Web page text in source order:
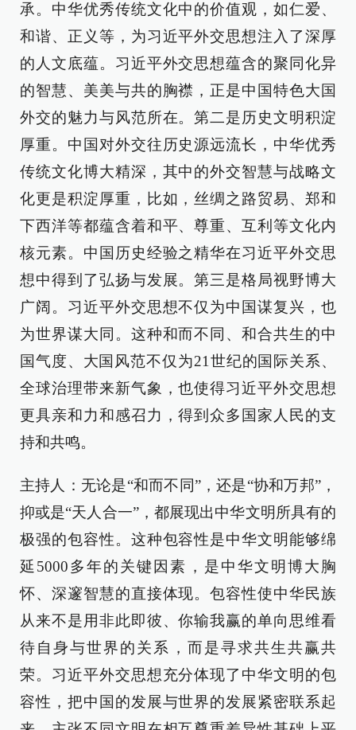
承。中华优秀传统文化中的价值观，如仁爱、
和谐、正义等，为习近平外交思想注入了深厚
的人文底蕴。习近平外交思想蕴含的聚同化异
的智慧、美美与共的胸襟，正是中国特色大国
外交的魅力与风范所在。第二是历史文明积淀
厚重。中国对外交往历史源远流长，中华优秀
传统文化博大精深，其中的外交智慧与战略文
化更是积淀厚重，比如，丝绸之路贸易、郑和
下西洋等都蕴含着和平、尊重、互利等文化内
核元素。中国历史经验之精华在习近平外交思
想中得到了弘扬与发展。第三是格局视野博大
广阔。习近平外交思想不仅为中国谋复兴，也
为世界谋大同。这种和而不同、和合共生的中
国气度、大国风范不仅为21世纪的国际关系、
全球治理带来新气象，也使得习近平外交思想
更具亲和力和感召力，得到众多国家人民的支
持和共鸣。
主持人：无论是“和而不同”，还是“协和万邦”，
抑或是“天人合一”，都展现出中华文明所具有的
极强的包容性。这种包容性是中华文明能够绵
延5000多年的关键因素，是中华文明博大胸
怀、深邃智慧的直接体现。包容性使中华民族
从来不是用非此即彼、你输我赢的单向思维看
待自身与世界的关系，而是寻求共生共赢共
荣。习近平外交思想充分体现了中华文明的包
容性，把中国的发展与世界的发展紧密联系起